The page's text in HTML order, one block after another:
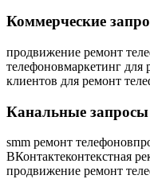
Коммерческие
продвижение ремонт
телефоновмаркетинг для
клиентов для ремонт
Канальные запросы
smm ремонт телефонов
ВКонтактеконтекстная
продвижение ремонт